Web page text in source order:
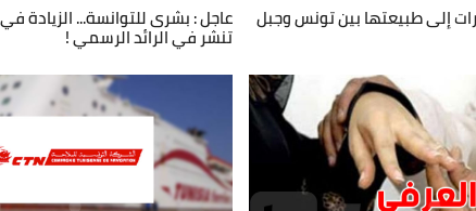
إلى طبيعتها بين تونس وجبل عاجل : بشرى للتوانسة... الزيادة
تنشر في الرائد الرسمي !